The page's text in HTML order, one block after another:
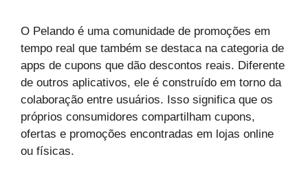
O Pelando é uma comunidade de promoções em
tempo real que também se destaca na categoria de
apps de cupons que dão descontos reais. Diferente
de outros aplicativos, ele é construído em torno da
colaboração entre usuários. Isso significa que os
próprios consumidores compartilham cupons,
ofertas e promoções encontradas em lojas online
ou físicas.